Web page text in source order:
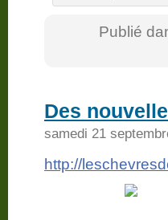
Publié
Des
samedi 21
http://